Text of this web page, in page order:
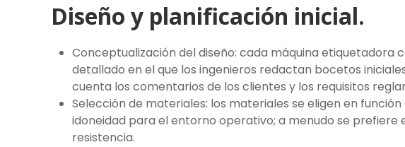
Diseño y planificación inicial.
Conceptualización del diseño: cada máquina etiquetadora
detallado en el que los ingenieros redactan bocetos
cuenta los comentarios de los clientes y los requisitos
Selección de materiales: los materiales se eligen en
idoneidad para el entorno operativo; a menudo se prefiere
resistencia.